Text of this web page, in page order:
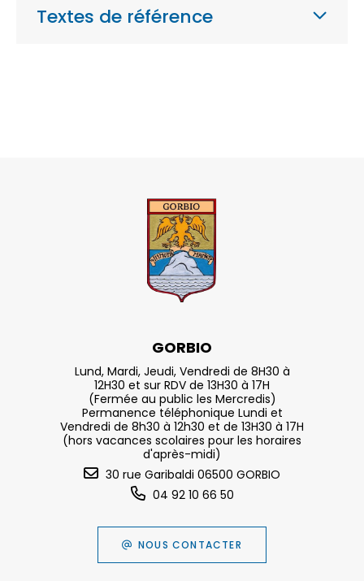
Textes de référence
GORBIO
Lund, Mardi, Jeudi, Vendredi de 8H30 à
12H30 et sur RDV de 13H30 à 17H
(Fermée au public les Mercredis)
Permanence téléphonique Lundi et
Vendredi de 8h30 à 12h30 et de 13H30 à 17H
(hors vacances scolaires pour les horaires
d'après-midi)
30 rue Garibaldi 06500 GORBIO
04 92 10 66 50
NOUS CONTACTER